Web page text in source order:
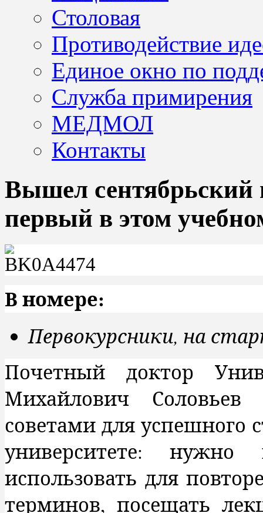
Столовая
Противодействие
Единое окно по
Служба примирения
МЕДМОЛ
Контакты
Вышел сентябрьский
первый в этом
В номере:
Первокурсники, на
Почетный доктор
Михайлович Соловьев
советами для успешного
университете:
использовать для
терминов, посещать